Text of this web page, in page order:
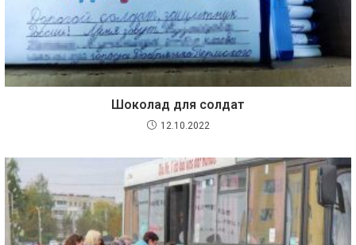
Шоколад для солдат
12.10.2022